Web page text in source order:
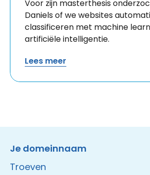
Voor zijn masterthesis
Daniels of we websites
classificeren met machine
artificiële intelligentie.
Lees meer
Je domeinnaam
Troeven